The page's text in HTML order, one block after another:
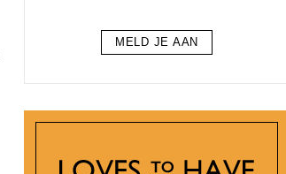
MELD JE AAN